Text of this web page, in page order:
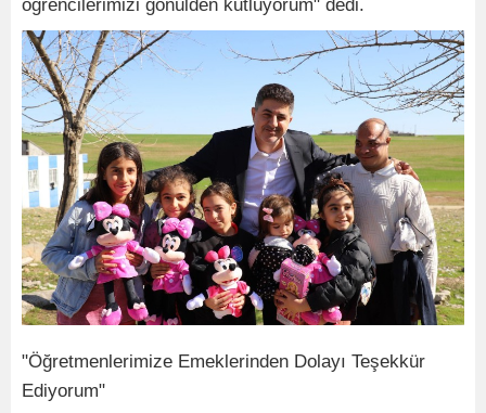
öğrencilerimizi gönülden kutluyorum" dedi.
"Öğretmenlerimize Emeklerinden Dolayı Teşekkür
Ediyorum"